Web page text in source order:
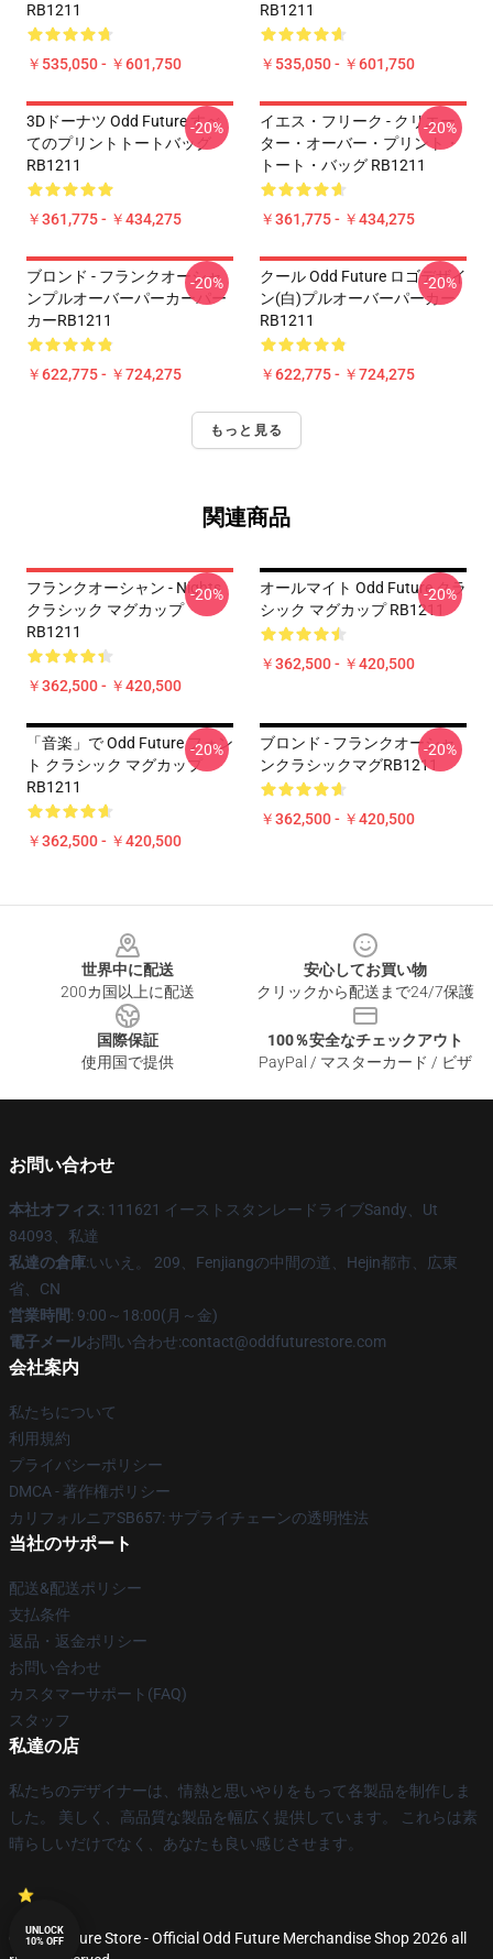
RB1211
￥535,050 - ￥601,750
RB1211
￥535,050 - ￥601,750
3Dドーナツ Odd Future すべ
てのプリントトートバッグ
RB1211
￥361,775 - ￥434,275
-20%
イエス・フリーク - クリエー
ター・オーバー・プリント・
トート・バッグ RB1211
￥361,775 - ￥434,275
-20%
ブロンド - フランクオーシャ
ンプルオーバーパーカーパー
カーRB1211
￥622,775 - ￥724,275
-20%
クール Odd Future ロゴデザイ
ン(白)プルオーバーパーカー
RB1211
￥622,775 - ￥724,275
-20%
もっと見る
関連商品
フランクオーシャン - Nights
クラシック マグカップ
RB1211
￥362,500 - ￥420,500
-20%
オールマイト Odd Future クラ
シック マグカップ RB1211
￥362,500 - ￥420,500
-20%
「音楽」で Odd Future フォン
ト クラシック マグカップ
RB1211
￥362,500 - ￥420,500
-20%
ブロンド - フランクオーシャ
ンクラシックマグRB1211
￥362,500 - ￥420,500
-20%
世界中に配送
200カ国以上に配送
安心してお買い物
クリックから配送まで24/7保護
国際保証
使用国で提供
100％安全なチェックアウト
PayPal / マスターカード / ビザ
お問い合わせ
本社オフィス: 111621 イーストスタンレードライブSandy、Ut
84093、私達
私達の倉庫:いいえ。 209、Fenjiangの中間の道、Hejin都市、広東
省、CN
営業時間: 9:00～18:00(月～金)
電子メールお問い合わせ:contact@oddfuturestore.com
会社案内
私たちについて
利用規約
プライバシーポリシー
DMCA - 著作権ポリシー
カリフォルニアSB657: サプライチェーンの透明性法
当社のサポート
配送&配送ポリシー
支払条件
返品・返金ポリシー
お問い合わせ
カスタマーサポート(FAQ)
スタッフ
私達の店
私たちのデザイナーは、情熱と思いやりをもって各製品を制作しま
した。 美しく、高品質な製品を幅広く提供しています。 これらは素
晴らしいだけでなく、あなたも良い感じさせます。
© Odd Future Store - Official Odd Future Merchandise Shop 2026 all
UNLOCK
10% OFF